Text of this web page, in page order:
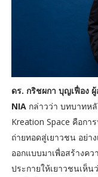
ดร. กริชผกา บุญเฟื่อง
NIA กล่าวว่า บทบาทห
Kreation Space คือก
ถ่ายทอดสู่เยาวชน อย่า
ออกแบบมาเพื่อสร้างคว
ประกายให้เยาวชนเห็